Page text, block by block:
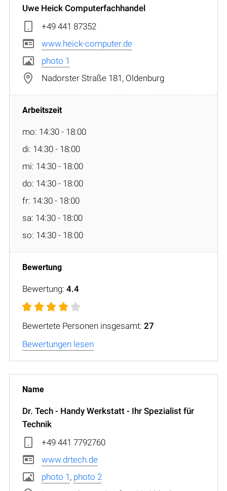
Uwe Heick Computerfachhandel
+49 441 87352
www.heick-computer.de
photo 1
Nadorster Straße 181, Oldenburg
mo: 14:30 - 18:00
di: 14:30 - 18:00
mi: 14:30 - 18:00
do: 14:30 - 18:00
fr: 14:30 - 18:00
sa: 14:30 - 18:00
so: 14:30 - 18:00
Bewertung: 4.4
Bewertete Personen insgesamt: 27
Bewertungen lesen
Dr. Tech - Handy Werkstatt - Ihr Spezialist für
Technik
+49 441 7792760
www.drtech.de
photo 1 , photo 2